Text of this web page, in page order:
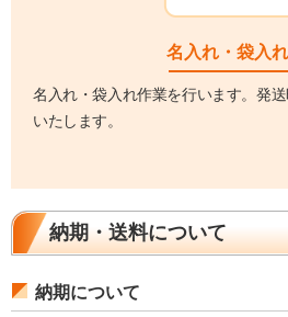
名入れ・袋入
名入れ・袋入れ作業を行います。発
いたします。
納期・送料について
納期について